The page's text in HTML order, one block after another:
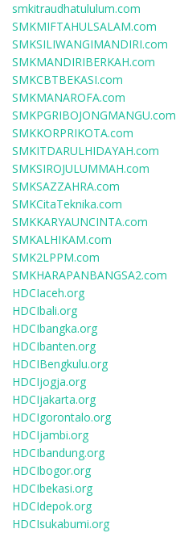
smkitraudhatululum.com
SMKMIFTAHULSALAM.com
SMKSILIWANGIMANDIRI.com
SMKMANDIRIBERKAH.com
SMKCBTBEKASI.com
SMKMANAROFA.com
SMKPGRIBOJONGMANGU.com
SMKKORPRIKOTA.com
SMKITDARULHIDAYAH.com
SMKSIROJULUMMAH.com
SMKSAZZAHRA.com
SMKCitaTeknika.com
SMKKARYAUNCINTA.com
SMKALHIKAM.com
SMK2LPPM.com
SMKHARAPANBANGSA2.com
HDCIaceh.org
HDCIbali.org
HDCIbangka.org
HDCIbanten.org
HDCIBengkulu.org
HDCIjogja.org
HDCIjakarta.org
HDCIgorontalo.org
HDCIjambi.org
HDCIbandung.org
HDCIbogor.org
HDCIbekasi.org
HDCIdepok.org
HDCIsukabumi.org